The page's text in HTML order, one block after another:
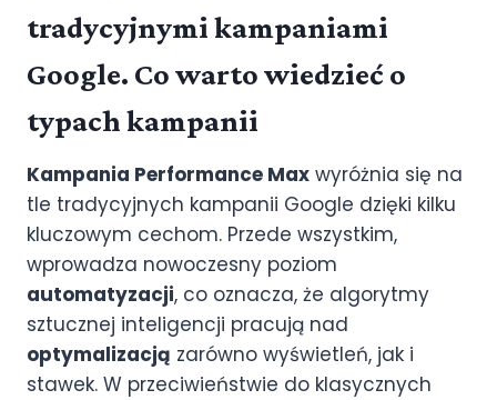
tradycyjnymi kampaniami
Google. Co warto wiedzieć o
typach kampanii
Kampania Performance Max wyróżnia się na
tle tradycyjnych kampanii Google dzięki kilku
kluczowym cechom. Przede wszystkim,
wprowadza nowoczesny poziom
automatyzacji, co oznacza, że algorytmy
sztucznej inteligencji pracują nad
optymalizacją zarówno wyświetleń, jak i
stawek. W przeciwieństwie do klasycznych